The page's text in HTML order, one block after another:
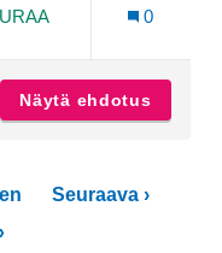
0
Näytä ehdotus
Seuraava ›